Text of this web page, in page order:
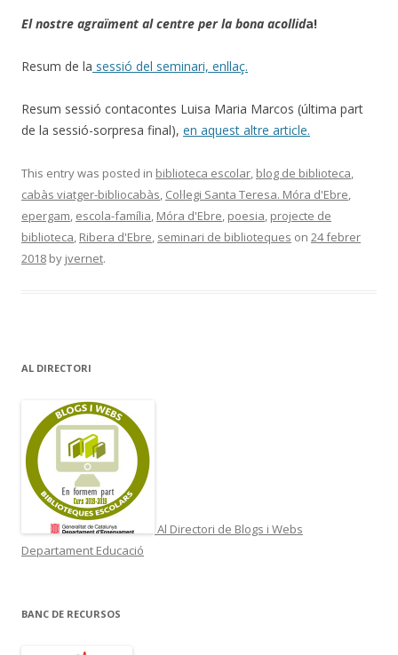
El nostre agraïment al centre per la bona acollida!
Resum de la sessió del seminari, enllaç.
Resum sessió contacontes Luisa Maria Marcos (última part
de la sessió-sorpresa final), en aquest altre article.
This entry was posted in biblioteca escolar, blog de biblioteca,
cabàs viatger-bibliocabàs, Col·legi Santa Teresa. Móra d'Ebre,
epergam, escola-família, Móra d'Ebre, poesia, projecte de
biblioteca, Ribera d'Ebre, seminari de biblioteques on 24 febrer
2018 by jvernet.
AL DIRECTORI
Al Directori de Blogs i Webs
Departament Educació
BANC DE RECURSOS